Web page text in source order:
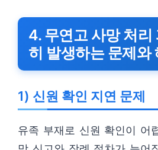
4. 무연고 사망 처리
히 발생하는 문제와
1) 신원 확인 지연 문제
유족 부재로 신원 확인이 어